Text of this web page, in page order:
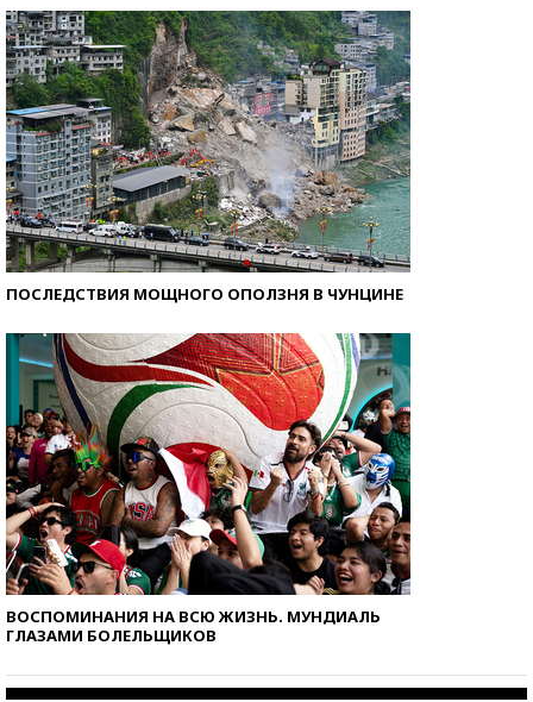
ПОСЛЕДСТВИЯ МОЩНОГО ОПОЛЗНЯ В ЧУНЦИНЕ
ВОСПОМИНАНИЯ НА ВСЮ ЖИЗНЬ. МУНДИАЛЬ
ГЛАЗАМИ БОЛЕЛЬЩИКОВ